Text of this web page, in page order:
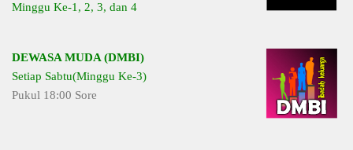
Minggu Ke-1, 2, 3, dan 4
DEWASA MUDA (DMBI)
Setiap Sabtu(Minggu Ke-3)
Pukul 18:00 Sore